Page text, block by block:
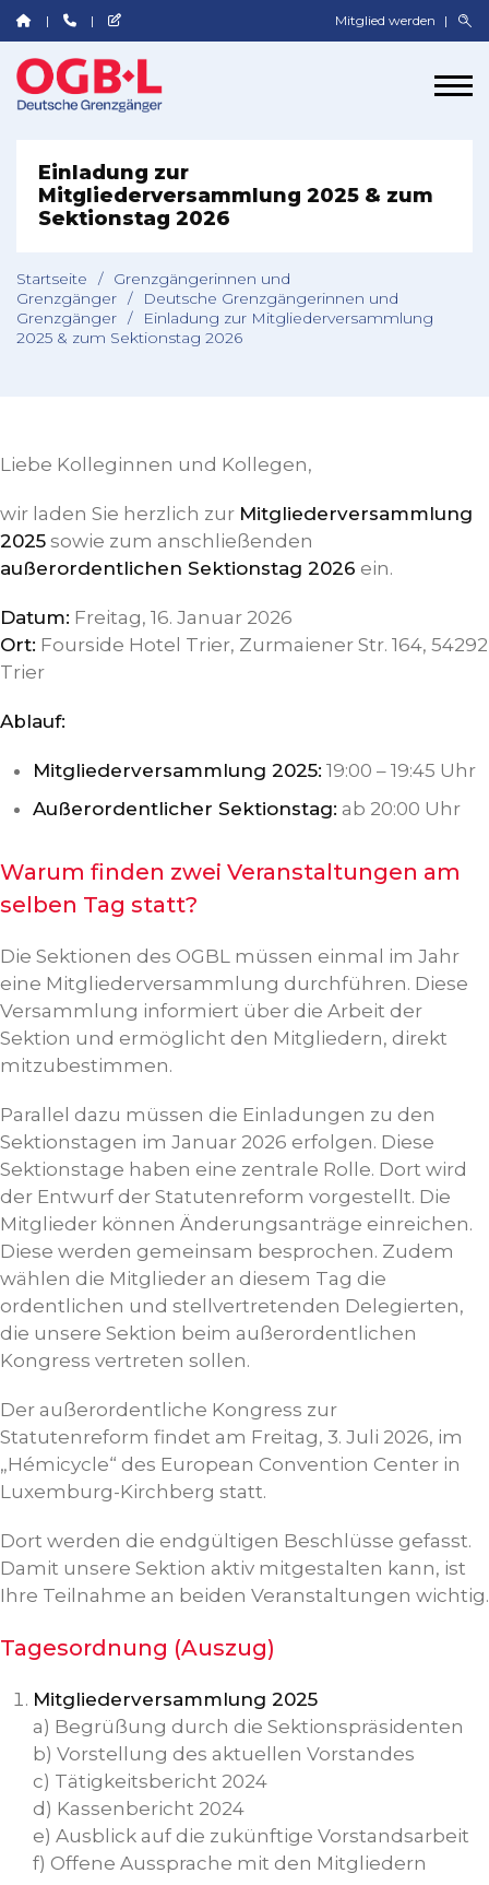
Mitglied werden
Einladung zur
Mitgliederversammlung 2025 & zum
Sektionstag 2026
Startseite /
Grenzgängerinnen und
Grenzgänger /
Deutsche Grenzgängerinnen und
Grenzgänger /
Einladung zur Mitgliederversammlung
2025 & zum Sektionstag 2026
Liebe Kolleginnen und Kollegen,
wir laden Sie herzlich zur Mitgliederversammlung
2025 sowie zum anschließenden
außerordentlichen Sektionstag 2026 ein.
Datum: Freitag, 16. Januar 2026
Ort: Fourside Hotel Trier, Zurmaiener Str. 164, 54292
Trier
Ablauf:
Mitgliederversammlung 2025: 19:00 – 19:45 Uhr
Außerordentlicher Sektionstag: ab 20:00 Uhr
Warum finden zwei Veranstaltungen am
selben Tag statt?
Die Sektionen des OGBL müssen einmal im Jahr
eine Mitgliederversammlung durchführen. Diese
Versammlung informiert über die Arbeit der
Sektion und ermöglicht den Mitgliedern, direkt
mitzubestimmen.
Parallel dazu müssen die Einladungen zu den
Sektionstagen im Januar 2026 erfolgen. Diese
Sektionstage haben eine zentrale Rolle. Dort wird
der Entwurf der Statutenreform vorgestellt. Die
Mitglieder können Änderungsanträge einreichen.
Diese werden gemeinsam besprochen. Zudem
wählen die Mitglieder an diesem Tag die
ordentlichen und stellvertretenden Delegierten,
die unsere Sektion beim außerordentlichen
Kongress vertreten sollen.
Der außerordentliche Kongress zur
Statutenreform findet am Freitag, 3. Juli 2026, im
„Hémicycle“ des European Convention Center in
Luxemburg-Kirchberg statt.
Dort werden die endgültigen Beschlüsse gefasst.
Damit unsere Sektion aktiv mitgestalten kann, ist
Ihre Teilnahme an beiden Veranstaltungen wichtig.
Tagesordnung (Auszug)
Mitgliederversammlung 2025
a) Begrüßung durch die Sektionspräsidenten
b) Vorstellung des aktuellen Vorstandes
c) Tätigkeitsbericht 2024
d) Kassenbericht 2024
e) Ausblick auf die zukünftige Vorstandsarbeit
f) Offene Aussprache mit den Mitgliedern